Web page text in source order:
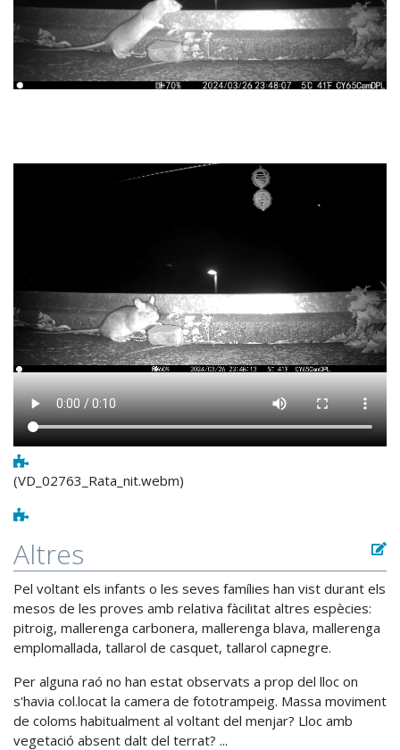
(VD_02763_Rata_nit.webm)
Altres
Pel voltant els infants o les seves famílies han vist durant els
mesos de les proves amb relativa fàcilitat altres espècies:
pitroig, mallerenga carbonera, mallerenga blava, mallerenga
emplomallada, tallarol de casquet, tallarol capnegre.
Per alguna raó no han estat observats a prop del lloc on
s'havia col.locat la camera de fototrampeig. Massa moviment
de coloms habitualment al voltant del menjar? Lloc amb
vegetació absent dalt del terrat? ...